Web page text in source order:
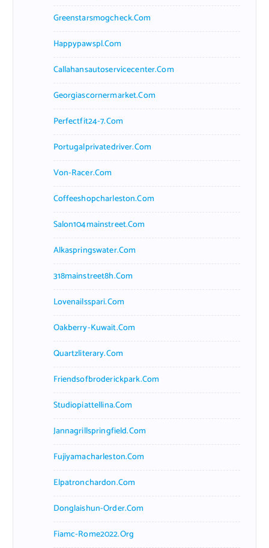
Greenstarsmogcheck.com
Happypawspl.com
Callahansautoservicecenter.com
Georgiascornermarket.com
Perfectfit24-7.com
Portugalprivatedriver.com
Von-Racer.com
Coffeeshopcharleston.com
Salon104mainstreet.com
Alkaspringswater.com
318mainstreet8h.com
Lovenailsspari.com
Oakberry-Kuwait.com
Quartzliterary.com
Friendsofbroderickpark.com
Studiopiattellina.com
Jannagrillspringfield.com
Fujiyamacharleston.com
Elpatronchardon.com
Donglaishun-Order.com
Fiamc-Rome2022.org